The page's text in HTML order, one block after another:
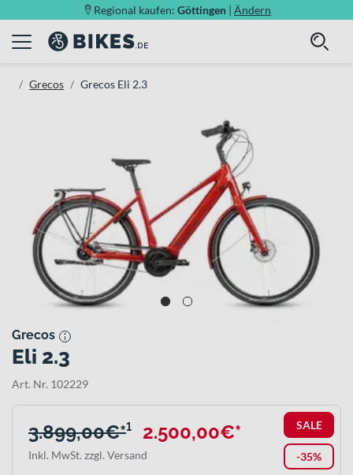
Regional kaufen: Göttingen | Ändern
Grecos Grecos Eli 2.3
Grecos
Eli 2.3
Art. Nr. 102229
SALE
-35%
3.899,00€*¹ 2.500,00€*
Inkl. MwSt. zzgl. Versand